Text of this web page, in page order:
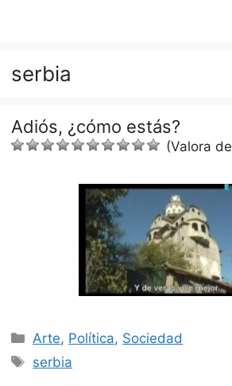
serbia
Adiós, ¿cómo estás?
(Valora
Categorías
Arte, Política, Sociedad
Etiquetas
serbia